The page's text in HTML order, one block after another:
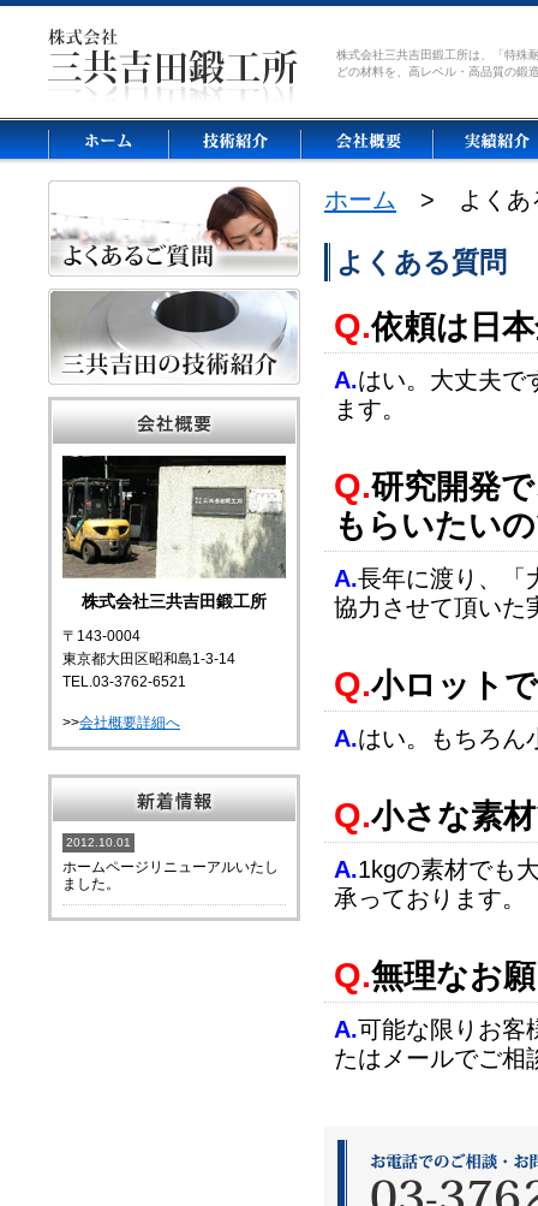
株式会社三共吉田鍛工所は、「特殊
どの材料を、高レベル・高品質の鍛
ホーム > よくあ
よくある質問
Q.依頼は日
A.はい。大丈夫で
ます。
Q.研究開発
もらいたい
A.長年に渡り、「
協力させて頂いた
Q.小ロット
A.はい。もちろん
Q.小さな素
A.1kgの素材でも
承っております。
Q.無理なお
A.可能な限りお客
たはメールでご相
株式会社三共吉田鍛工所
〒143-0004
東京都大田区昭和島1-3-14
TEL.03-3762-6521
>>会社概要詳細へ
2012.10.01
ホームページリニューアルいたし
ました。